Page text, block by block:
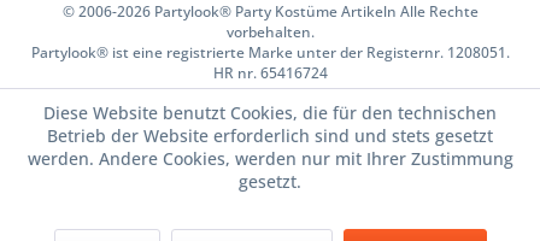
© 2006-2026 Partylook® Party Kostüme Artikeln Alle Rechte
vorbehalten.
Partylook® ist eine registrierte Marke unter der Registernr. 1208051.
HR nr. 65416724
Diese Website benutzt Cookies, die für den technischen
Betrieb der Website erforderlich sind und stets gesetzt
werden. Andere Cookies, werden nur mit Ihrer Zustimmung
gesetzt.